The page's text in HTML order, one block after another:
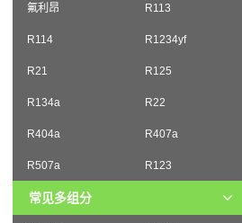
氟利昂 R113
R114 R1234yf
R21 R125
R134a R22
R404a R407a
R507a R123
常见多组分